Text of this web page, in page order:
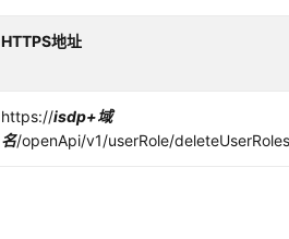
HTTPS地址
https://isdp+域
名/openApi/v1/userRole/deleteUserRoles